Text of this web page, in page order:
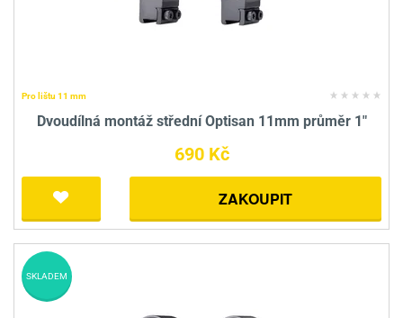
Pro lištu 11 mm
Dvoudílná montáž střední Optisan 11mm průměr 1"
690 Kč
ZAKOUPIT
SKLADEM